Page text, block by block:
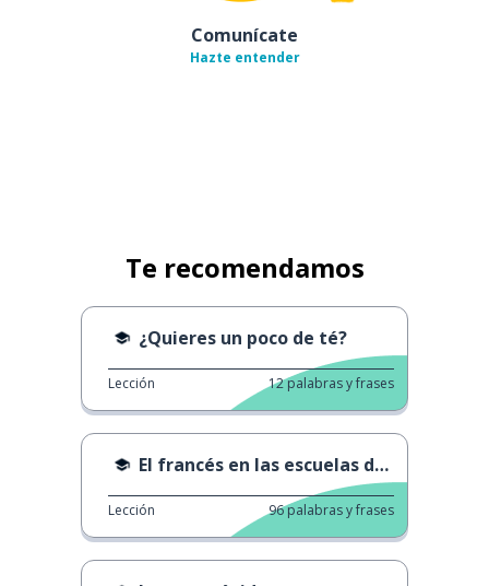
Comunícate
Hazte entender
Te recomendamos
¿Quieres un poco de té?
Lección 12palabras y frases
El francés en las escuelas de Nueva York
Lección 96palabras y frases